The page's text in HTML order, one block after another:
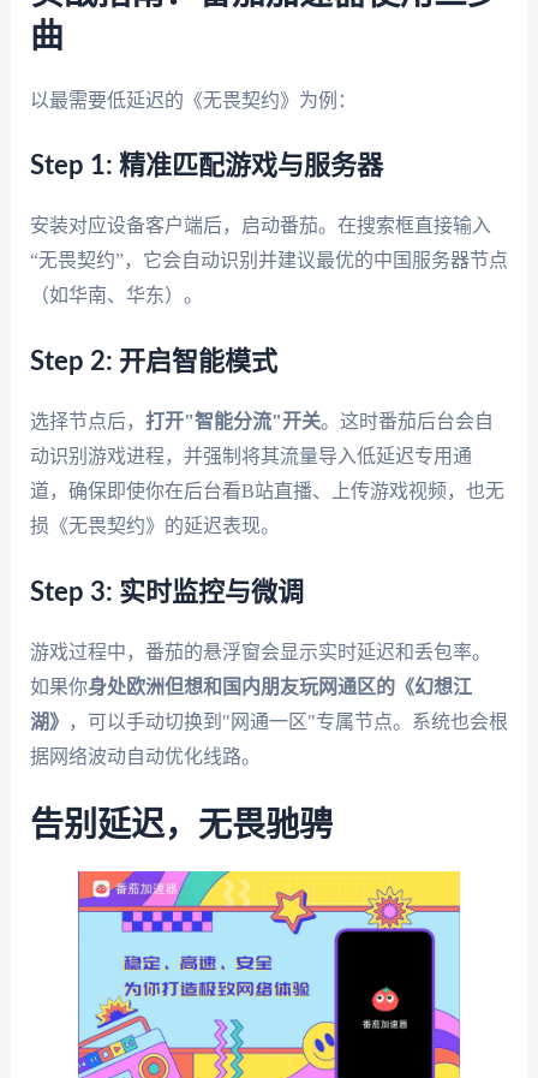
曲
以最需要低延迟的《无畏契约》为例：
Step 1: 精准匹配游戏与服务器
安装对应设备客户端后，启动番茄。在搜索框直接输入
“无畏契约”，它会自动识别并建议最优的中国服务器节点
（如华南、华东）。
Step 2: 开启智能模式
选择节点后， 打开"智能分流"开关。这时番茄后台会自
动识别游戏进程，并强制将其流量导入低延迟专用通
道，确保即使你在后台看B站直播、上传游戏视频，也无
损《无畏契约》的延迟表现。
Step 3: 实时监控与微调
游戏过程中，番茄的悬浮窗会显示实时延迟和丢包率。
如果你身处欧洲但想和国内朋友玩网通区的《幻想江
湖》
，可以手动切换到"网通一区"专属节点。系统也会根
据网络波动自动优化线路。
告别延迟，无畏驰骋